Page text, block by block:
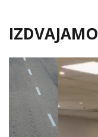
IZDVAJAMO